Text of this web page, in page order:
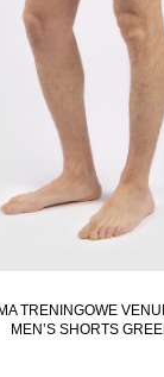
TRENINGOWE
MEN’S SHORTS